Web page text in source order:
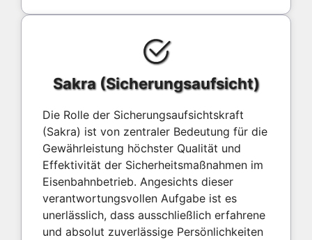
Sakra (Sicherungsaufsicht)
Die Rolle der Sicherungsaufsichtskraft
(Sakra) ist von zentraler Bedeutung für die
Gewährleistung höchster Qualität und
Effektivität der Sicherheitsmaßnahmen im
Eisenbahnbetrieb. Angesichts dieser
verantwortungsvollen Aufgabe ist es
unerlässlich, dass ausschließlich erfahrene
und absolut zuverlässige Persönlichkeiten